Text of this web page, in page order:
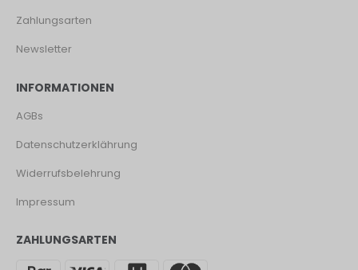
Zahlungsarten
Newsletter
INFORMATIONEN
AGBs
Datenschutzerklährung
Widerrufsbelehrung
Impressum
ZAHLUNGSARTEN